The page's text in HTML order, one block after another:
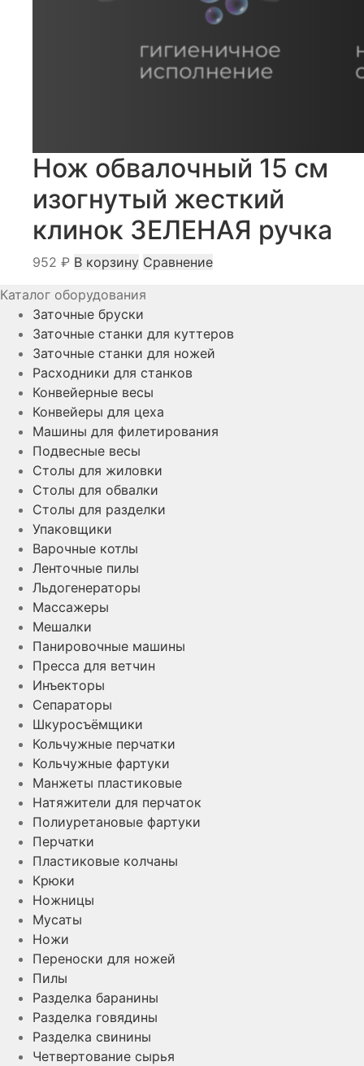
Нож обвалочный 15 см
изогнутый жесткий
клинок ЗЕЛЕНАЯ ручка
952 ₽ В корзину Сравнение
Каталог оборудования
Заточные бруски
Заточные станки для куттеров
Заточные станки для ножей
Расходники для станков
Конвейерные весы
Конвейеры для цеха
Машины для филетирования
Подвесные весы
Столы для жиловки
Столы для обвалки
Столы для разделки
Упаковщики
Варочные котлы
Ленточные пилы
Льдогенераторы
Массажеры
Мешалки
Панировочные машины
Пресса для ветчин
Инъекторы
Сепараторы
Шкуросъёмщики
Кольчужные перчатки
Кольчужные фартуки
Манжеты пластиковые
Натяжители для перчаток
Полиуретановые фартуки
Перчатки
Пластиковые колчаны
Крюки
Ножницы
Мусаты
Ножи
Переноски для ножей
Пилы
Разделка баранины
Разделка говядины
Разделка свинины
Четвертование сырья